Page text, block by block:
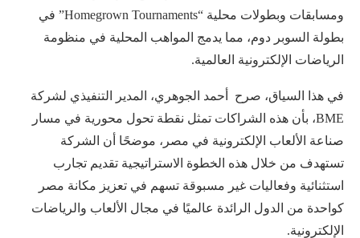
ومسابقات وبطولات محلية “Homegrown Tournaments” في
بطولة السوبر دوم، مما يدمج المواهب المحلية في منظومة
الرياضات الإلكترونية العالمية.
في هذا السياق، صرح أحمد الجوهري، المدير التنفيذي لشركة
BME، بأن هذه الشراكات تمثل نقطة تحول محورية في مسار
صناعة الألعاب الإلكترونية في مصر، موضحًا أن الشركة
تستهدف من خلال هذه الخطوة الاستراتيجية تقديم تجارب
استثنائية وفعاليات غير مسبوقة تسهم في تعزيز مكانة مصر
كواحدة من الدول الرائدة عالميًا في مجال الألعاب والرياضات
الإلكترونية.